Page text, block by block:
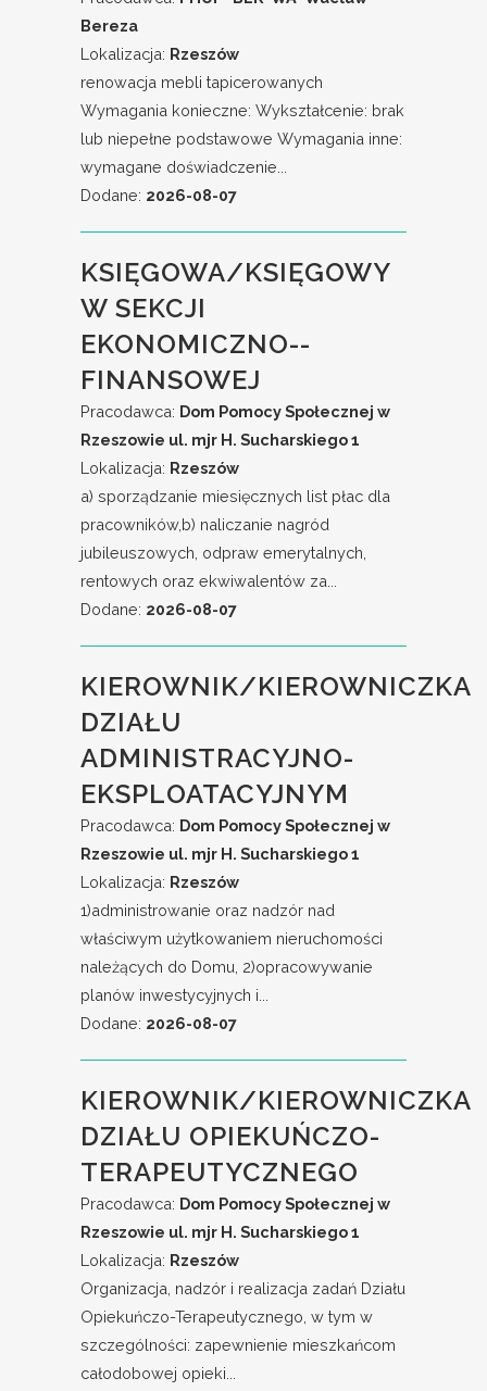
Bereza
Lokalizacja: Rzeszów
renowacja mebli tapicerowanych
Wymagania konieczne: Wykształcenie: brak
lub niepełne podstawowe Wymagania inne:
wymagane doświadczenie...
Dodane: 2026-08-07
KSIĘGOWA/KSIĘGOWY
W SEKCJI
EKONOMICZNO--
FINANSOWEJ
Pracodawca: Dom Pomocy Społecznej w
Rzeszowie ul. mjr H. Sucharskiego 1
Lokalizacja: Rzeszów
a) sporządzanie miesięcznych list płac dla
pracowników,b) naliczanie nagród
jubileuszowych, odpraw emerytalnych,
rentowych oraz ekwiwalentów za...
Dodane: 2026-08-07
KIEROWNIK/KIEROWNICZKA
DZIAŁU
ADMINISTRACYJNO-
EKSPLOATACYJNYM
Pracodawca: Dom Pomocy Społecznej w
Rzeszowie ul. mjr H. Sucharskiego 1
Lokalizacja: Rzeszów
1)administrowanie oraz nadzór nad
właściwym użytkowaniem nieruchomości
należących do Domu, 2)opracowywanie
planów inwestycyjnych i...
Dodane: 2026-08-07
KIEROWNIK/KIEROWNICZKA
DZIAŁU OPIEKUŃCZO-
TERAPEUTYCZNEGO
Pracodawca: Dom Pomocy Społecznej w
Rzeszowie ul. mjr H. Sucharskiego 1
Lokalizacja: Rzeszów
Organizacja, nadzór i realizacja zadań Działu
Opiekuńczo-Terapeutycznego, w tym w
szczególności: zapewnienie mieszkańcom
całodobowej opieki...